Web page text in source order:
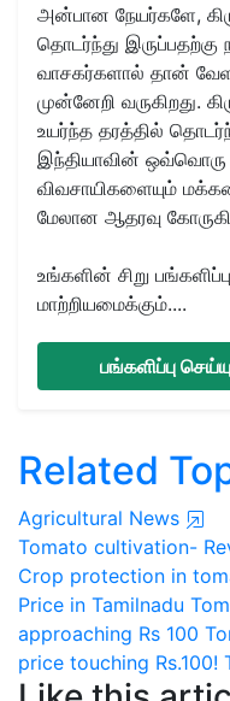
அன்பான நேயர்களே,
தொடர்ந்து
வாசகர்களால் தான்
முன்னேறி வருகிறது.
உயர்ந்த தரத்தில்
இந்தியாவின் ஒவ்வொரு
விவசாயிகளையும்
மேலான ஆதரவு
உங்களின் சிறு
மாற்றியமைக்கும்....
பங்களிப்பு
Related
Agricultural News
Tomato cultivation-
Crop protection in
Price in Tamilnadu
approaching Rs 100
price touching Rs.100!